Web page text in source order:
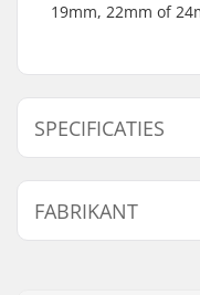
19mm, 22mm of
SPECIFICATIES
Aantal tanden:
Tandwiel
FABRIKANT